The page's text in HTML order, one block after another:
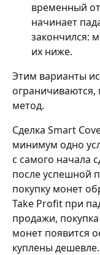
временный
начинает
закончился:
их ниже.
Этим варианты
метод.
Сделка Smart
минимум одно
с самого начала
после успешной
покупку монет
Take Profit при
продажи,
монет появится
куплены